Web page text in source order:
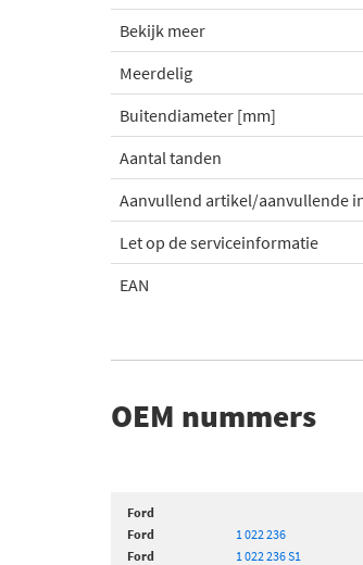
Bekijk meer
Meerdelig
Buitendiameter [mm]
Aantal tanden
Aanvullend artikel/aanvullende
Let op de serviceinformatie
EAN
OEM nummers
Ford
Ford
1 022 236
Ford
1 022 236 S1